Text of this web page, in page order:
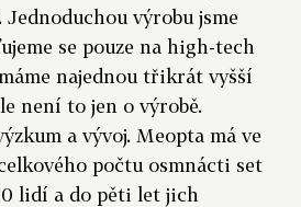
Jednoduchou výrobu jsme
se pouze na high-tech
najednou třikrát vyšší
není to jen o výrobě.
a vývoj. Meopta má ve
počtu osmnácti set
lidí a do pěti let jich